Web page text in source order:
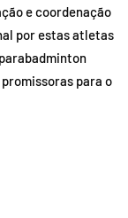
e coordenação
por estas atletas
para o